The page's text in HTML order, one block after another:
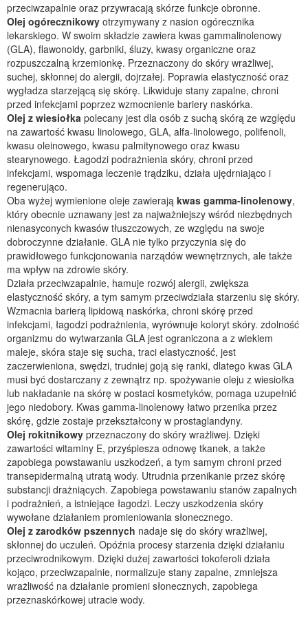
przeciwzapalnie oraz przywracają skórze funkcje obronne.
Olej ogórecznikowy otrzymywany z nasion ogórecznika
lekarskiego. W swoim składzie zawiera kwas gammalinolenowy
(GLA), flawonoidy, garbniki, śluzy, kwasy organiczne oraz
rozpuszczalną krzemionkę. Przeznaczony do skóry wrażliwej,
suchej, skłonnej do alergii, dojrzałej. Poprawia elastyczność oraz
wygładza starzejącą się skórę. Likwiduje stany zapalne, chroni
przed infekcjami poprzez wzmocnienie bariery naskórka.
Olej z wiesiołka polecany jest dla osób z suchą skórą ze względu
na zawartość kwasu linolowego, GLA, alfa-linolowego, polifenoli,
kwasu oleinowego, kwasu palmitynowego oraz kwasu
stearynowego. Łagodzi podrażnienia skóry, chroni przed
infekcjami, wspomaga leczenie trądziku, działa ujędrniająco i
regenerująco.
Oba wyżej wymienione oleje zawierają kwas gamma-linolenowy,
który obecnie uznawany jest za najważniejszy wśród niezbędnych
nienasyconych kwasów tłuszczowych, ze względu na swoje
dobroczynne działanie. GLA nie tylko przyczynia się do
prawidłowego funkcjonowania narządów wewnętrznych, ale także
ma wpływ na zdrowie skóry.
Działa przeciwzapalnie, hamuje rozwój alergii, zwiększa
elastyczność skóry, a tym samym przeciwdziała starzeniu się skóry.
Wzmacnia barierą lipidową naskórka, chroni skórę przed
infekcjami, łagodzi podrażnienia, wyrównuje koloryt skóry. zdolność
organizmu do wytwarzania GLA jest ograniczona a z wiekiem
maleje, skóra staje się sucha, traci elastyczność, jest
zaczerwieniona, swędzi, trudniej goją się ranki, dlatego kwas GLA
musi być dostarczany z zewnątrz np. spożywanie oleju z wiesiołka
lub nakładanie na skórę w postaci kosmetyków, pomaga uzupełnić
jego niedobory. Kwas gamma-linolenowy łatwo przenika przez
skórę, gdzie zostaje przekształcony w prostaglandyny.
Olej rokitnikowy przeznaczony do skóry wrażliwej. Dzięki
zawartości witaminy E, przyśpiesza odnowę tkanek, a także
zapobiega powstawaniu uszkodzeń, a tym samym chroni przed
transepidermalną utratą wody. Utrudnia przenikanie przez skórę
substancji drażniących. Zapobiega powstawaniu stanów zapalnych
i podrażnień, a istniejące łagodzi. Leczy uszkodzenia skóry
wywołane działaniem promieniowania słonecznego.
Olej z zarodków pszennych nadaje się do skóry wrażliwej,
skłonnej do uczuleń. Opóźnia procesy starzenia dzięki działaniu
przeciwrodnikowym. Dzięki dużej zawartości tokoferoli działa
kojąco, przeciwzapalnie, normalizuje stany zapalne, zmniejsza
wrażliwość na działanie promieni słonecznych, zapobiega
przeznaskórkowej utracie wody.